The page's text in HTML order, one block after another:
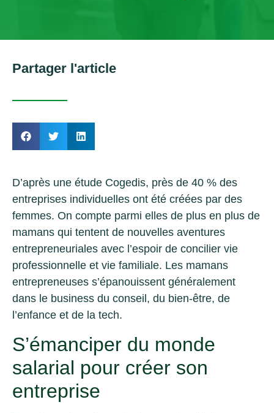
Partager l'article
D’après une étude Cogedis, près de 40 % des
entreprises individuelles ont été créées par des
femmes. On compte parmi elles de plus en plus de
mamans qui tentent de nouvelles aventures
entrepreneuriales avec l’espoir de concilier vie
professionnelle et vie familiale. Les mamans
entrepreneuses s’épanouissent généralement
dans le business du conseil, du bien-être, de
l’enfance et de la tech.
S’émanciper du monde
salarial pour créer son
entreprise